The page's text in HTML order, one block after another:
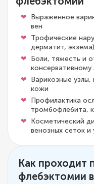
Выраженное
вен
Трофические
дерматит, экзема)
Боли, тяжесть и
консервативному
Варикозные
кожи
Профилактика
тромбофлебита,
Косметический
венозных сеток и
Как проходит
флебэктомии